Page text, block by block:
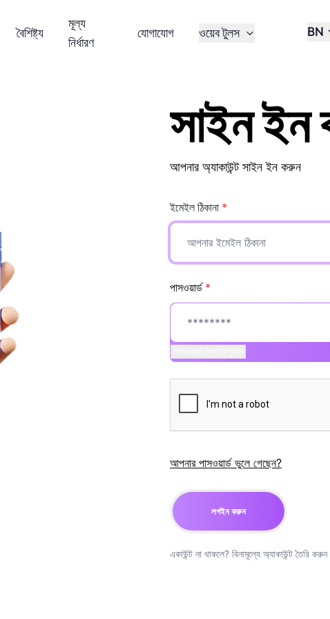
বৈশিষ্ট্য
মূল্য
নির্ধারণ
যোগাযোগ ওয়েব টুলস BN
সাইন
আপনার অ্যাকাউন্ট সাইন ইন করুন
ইমেইল ঠিকানা *
পাসওয়ার্ড *
আপনার পাসওয়ার্ড ভুলে গেছেন?
লগইন করুন
একাউন্ট না থাকলে? বিনামূল্যে অ্যাকাউন্ট তৈরি করুন